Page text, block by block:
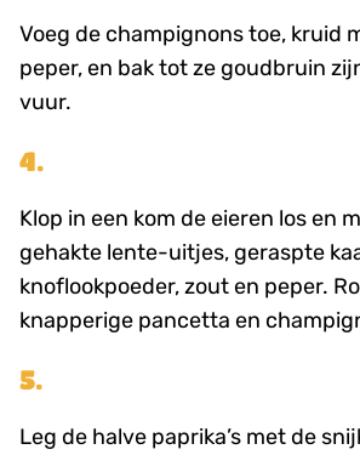
Voeg de champignons toe, kruid
peper, en bak tot ze goudbruin
vuur.
4.
Klop in een kom de eieren los en
gehakte lente-uitjes, geraspte
knoflookpoeder, zout en peper.
knapperige pancetta en
5.
Leg de halve paprika’s met de